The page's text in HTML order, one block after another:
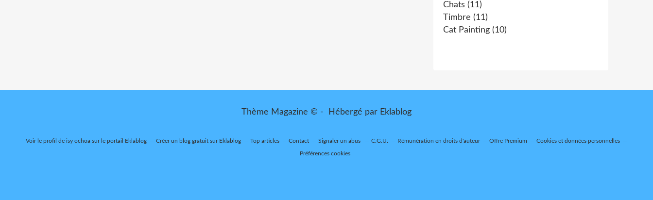
Chats (11)
Timbre (11)
Cat Painting (10)
Thème Magazine © - Hébergé par Eklablog
Voir le profil de isy ochoasur le portail Eklablog Créer un blog gratuit sur Eklablog Top articles Contact Signaler un abus C.G.U. Rémunération en droits d'auteur Offre Premium Cookies et données personnelles
Préférences cookies